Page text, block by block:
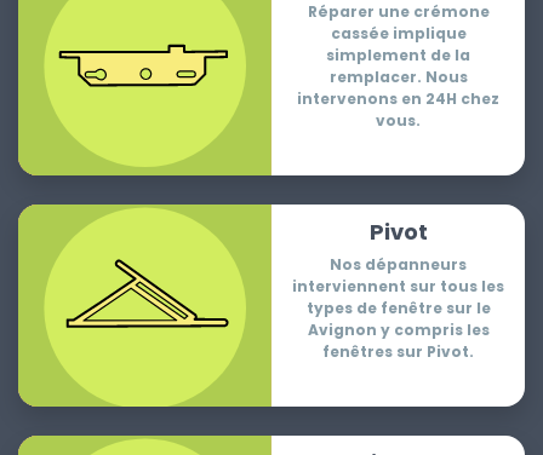
Réparer une crémone
cassée implique
simplement de la
remplacer. Nous
intervenons en 24H chez
vous.
Pivot
Nos dépanneurs
interviennent sur tous les
types de fenêtre sur le
Avignon y compris les
fenêtres sur Pivot.